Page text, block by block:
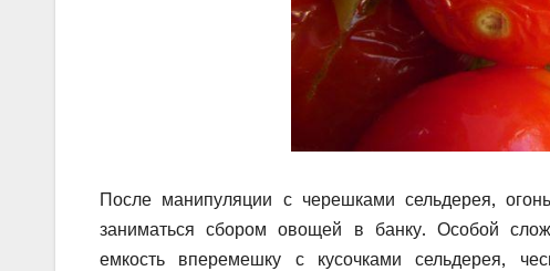
После манипуляции с черешками сельдерея,
заниматься сбором овощей в банку. Особой
емкость вперемешку с кусочками сельдерея,